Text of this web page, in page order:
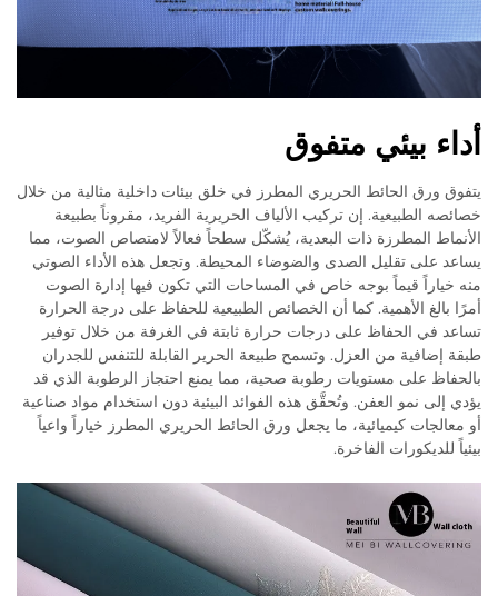
أداء بيئي متفوق
يتفوق ورق الحائط الحريري المطرز في خلق بيئات داخلية مثالية من خلال
خصائصه الطبيعية. إن تركيب الألياف الحريرية الفريد، مقروناً بطبيعة
الأنماط المطرزة ذات البعدية، يُشكّل سطحاً فعالاً لامتصاص الصوت، مما
يساعد على تقليل الصدى والضوضاء المحيطة. وتجعل هذه الأداء الصوتي
منه خياراً قيماً بوجه خاص في المساحات التي تكون فيها إدارة الصوت
أمرًا بالغ الأهمية. كما أن الخصائص الطبيعية للحفاظ على درجة الحرارة
تساعد في الحفاظ على درجات حرارة ثابتة في الغرفة من خلال توفير
طبقة إضافية من العزل. وتسمح طبيعة الحرير القابلة للتنفس للجدران
بالحفاظ على مستويات رطوبة صحية، مما يمنع احتجاز الرطوبة الذي قد
يؤدي إلى نمو العفن. وتُحقَّق هذه الفوائد البيئية دون استخدام مواد صناعية
أو معالجات كيميائية، ما يجعل ورق الحائط الحريري المطرز خياراً واعياً
بيئياً للديكورات الفاخرة.